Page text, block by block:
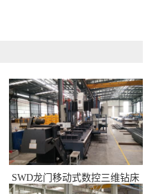
SWD龙门移动式数控三维钻床